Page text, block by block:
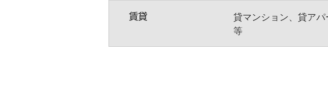
賃貸
貸マンション、貸ア
等